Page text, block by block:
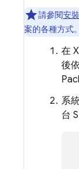
請參閱安
案的各種方式。
在
後
系
台